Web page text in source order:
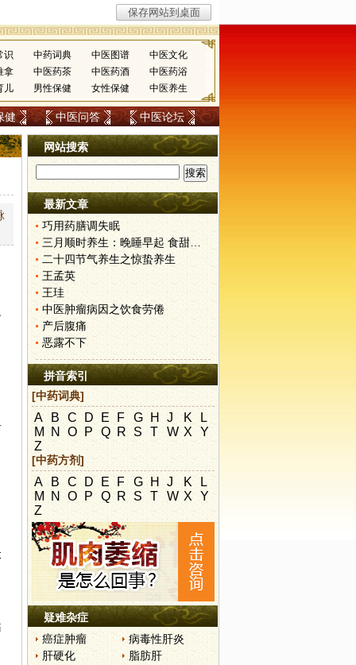
识 中药词典 中医图谱
中医文化
拿
中医药茶 中医药酒
中医药浴
儿
男性保健 女性保健 中医养生
健 中医问答 中医论坛
网站搜索
最新文章
巧用药膳调失眠
三月顺时养生：晚睡早起 食甜养肝
二十四节气养生之惊蛰养生
王孟英
王珪
中医肿瘤病因之饮食劳倦
产后腹痛
恶露不下
拼音索引
[中药词典]
A B C D E F G H J K
L
M N O P Q R S T W X
Y
Z
[中药方剂]
A B C D E F G H J K
L
M N O P Q R S T W X
Y
Z
疑难杂症
癌症肿瘤
病毒性肝炎
肝硬化
脂肪肝